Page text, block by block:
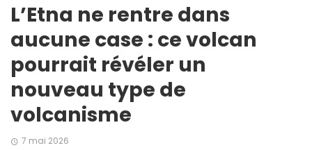
L’Etna ne rentre dans
aucune case : ce volcan
pourrait révéler un
nouveau type de
volcanisme
7 mai 2026